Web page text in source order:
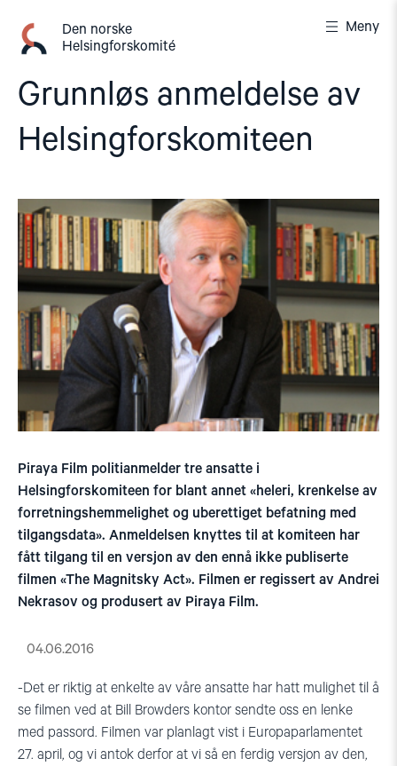
innhold
Den norske
Helsingforskomité
Meny
Grunnløs anmeldelse av
Helsingforskomiteen
Piraya Film politianmelder tre ansatte i
Helsingforskomiteen for blant annet «heleri, krenkelse av
forretningshemmelighet og uberettiget befatning med
tilgangsdata». Anmeldelsen knyttes til at komiteen har
fått tilgang til en versjon av den ennå ikke publiserte
filmen «The Magnitsky Act». Filmen er regissert av Andrei
Nekrasov og produsert av Piraya Film.
04.06.2016
-Det er riktig at enkelte av våre ansatte har hatt mulighet til å
se filmen ved at Bill Browders kontor sendte oss en lenke
med passord. Filmen var planlagt vist i Europaparlamentet
27. april, og vi antok derfor at vi så en ferdig versjon av den,